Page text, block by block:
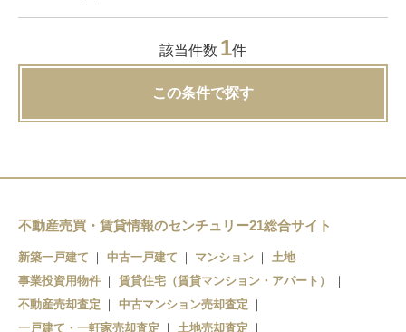
該当件数 1件
この条件で探す
不動産売買・賃貸情報のセンチュリー21総合サイト
新築一戸建て 中古一戸建て マンション
土地
事業投資用物件
賃貸住宅（賃貸マンション・アパート）
不動産売却査定
中古マンション売却査定
一戸建て・一軒家売却査定
土地売却査定